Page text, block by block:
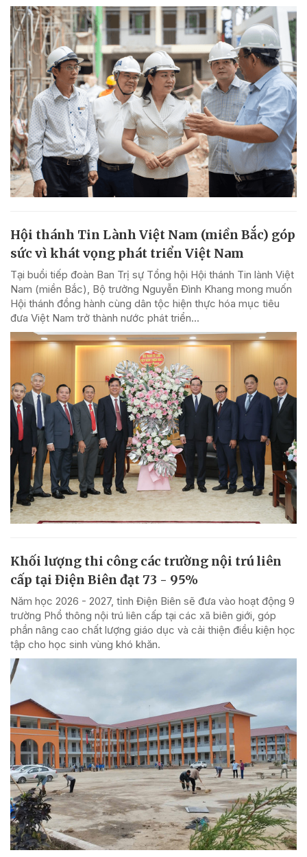
Hội thánh Tin Lành Việt Nam (miền Bắc) góp
sức vì khát vọng phát triển Việt Nam
Tại buổi tiếp đoàn Ban Trị sự Tổng hội Hội thánh Tin lành Việt
Nam (miền Bắc), Bộ trưởng Nguyễn Đình Khang mong muốn
Hội thánh đồng hành cùng dân tộc hiện thực hóa mục tiêu
đưa Việt Nam trở thành nước phát triển...
Khối lượng thi công các trường nội trú liên
cấp tại Điện Biên đạt 73 - 95%
Năm học 2026 - 2027, tỉnh Điện Biên sẽ đưa vào hoạt động 9
trường Phổ thông nội trú liên cấp tại các xã biên giới, góp
phần nâng cao chất lượng giáo dục và cải thiện điều kiện học
tập cho học sinh vùng khó khăn.